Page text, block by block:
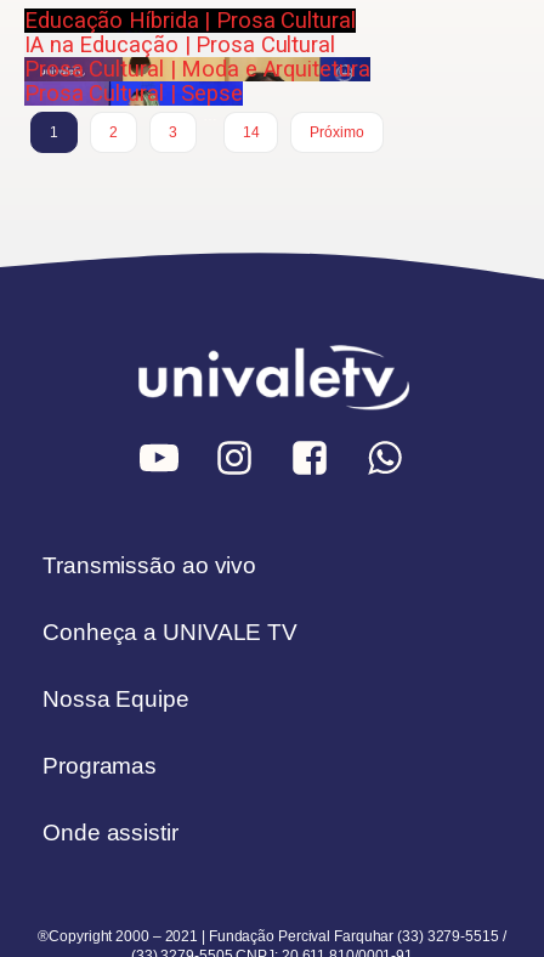
Educação Híbrida | Prosa Cultural
IA na Educação | Prosa Cultural
Prosa Cultural | Moda e Arquitetura
Prosa Cultural | Sepse
1 2 3
14
Próximo
Transmissão ao vivo
Conheça a UNIVALE TV
Nossa Equipe
Programas
Onde assistir
®Copyright 2000 – 2021 | Fundação Percival Farquhar (33) 3279-5515 /